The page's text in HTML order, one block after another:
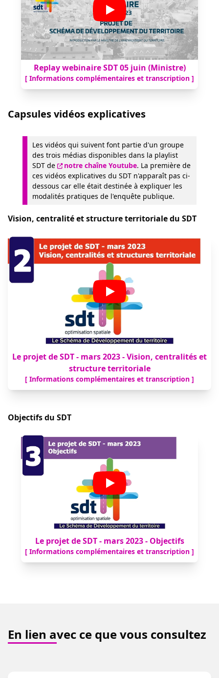
Replay webinaire SDT 05 juin (Ministre)
[ Informations complémentaires et transcription ]
Capsules vidéos explicatives
Les vidéos qui suivent font partie d'un groupe
des trois médias disponibles dans la playlist
SDT de
notre chaîne Youtube. La première de
ces vidéos explicatives du SDT n'apparaît pas ci-
dessous car elle était destinée à expliquer les
modalités pratiques de l'enquête publique.
Vision, centralité et structure territoriale du SDT
Le projet de SDT - mars 2023 - Vision, centralités et
structure territoriale
[ Informations complémentaires et transcription ]
Objectifs du SDT
Le projet de SDT - mars 2023 - Objectifs
[ Informations complémentaires et transcription ]
En lien avec ce que vous consultez